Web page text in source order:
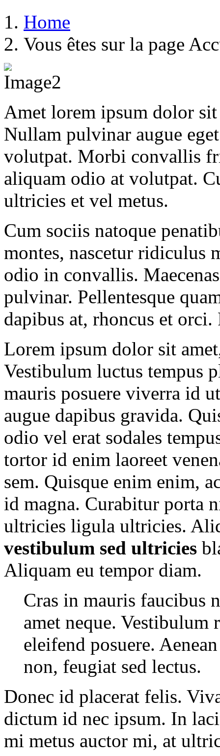
Home
Vous êtes sur la page
Amet lorem ipsum dolor
Nullam pulvinar augue
volutpat. Morbi convallis
aliquam odio at volutpat.
ultricies et vel metus.
Cum sociis natoque
montes, nascetur ridiculus
odio in convallis.
pulvinar. Pellentesque
dapibus at, rhoncus et
Lorem ipsum dolor sit
Vestibulum luctus tempus
mauris posuere viverra id
augue dapibus gravida.
odio vel erat sodales
tortor id enim laoreet
sem. Quisque enim enim,
id magna. Curabitur porta
ultricies ligula ultricies.
vestibulum sed ultricies
Aliquam eu tempor diam.
Cras in mauris faucibus
amet neque. Vestibulum
eleifend posuere.
non, feugiat sed lectus.
Donec id placerat felis.
dictum id nec ipsum. In
mi metus auctor mi, at